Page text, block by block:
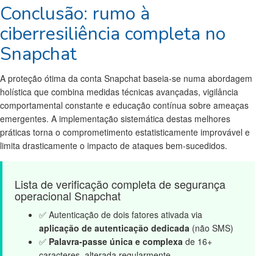
Conclusão: rumo à
ciberresiliência completa no
Snapchat
A proteção ótima da conta Snapchat baseia-se numa abordagem
holística que combina medidas técnicas avançadas, vigilância
comportamental constante e educação contínua sobre ameaças
emergentes. A implementação sistemática destas melhores
práticas torna o comprometimento estatisticamente improvável e
limita drasticamente o impacto de ataques bem-sucedidos.
Lista de verificação completa de segurança
operacional Snapchat
✅ Autenticação de dois fatores ativada via
aplicação de autenticação dedicada (não SMS)
✅ Palavra-passe única e complexa de 16+